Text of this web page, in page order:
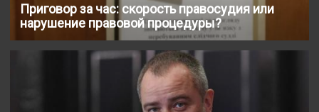
Приговор за час: скорость правосудия или
нарушение правовой процедуры?